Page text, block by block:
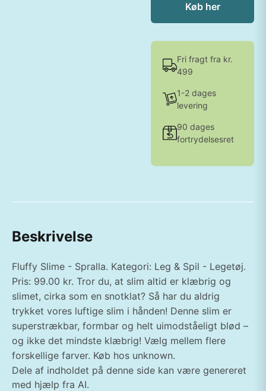
Køb her
Fri fragt fra kr.
499
1-2 dages
levering
90 dages
fortrydelsesret
Beskrivelse
Fluffy Slime - Spralla. Kategori: Leg & Spil - Legetøj.
Pris: 99.00 kr. Tror du, at slim altid er klæbrig og
slimet, cirka som en snotklat? Så har du aldrig
trykket vores luftige slim i hånden! Denne slim er
superstrækbar, formbar og helt uimodståeligt blød –
og ikke det mindste klæbrig! Vælg mellem flere
forskellige farver. Køb hos unknown.
Dele af indholdet på denne side kan være genereret
med hjælp fra AI.